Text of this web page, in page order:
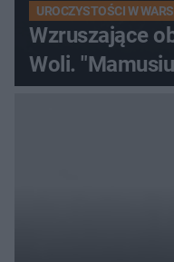
UROCZYSTOŚCI W
Wzruszające
Woli.